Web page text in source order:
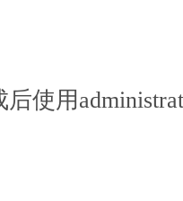
使用